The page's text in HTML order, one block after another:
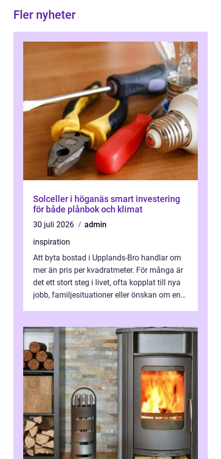
Fler nyheter
Solceller i höganäs smart investering
för både plånbok och klimat
30 juli 2026
admin
inspiration
Att byta bostad i Upplands-Bro handlar om
mer än pris per kvadratmeter. För många är
det ett stort steg i livet, ofta kopplat till nya
jobb, familjesituationer eller önskan om en